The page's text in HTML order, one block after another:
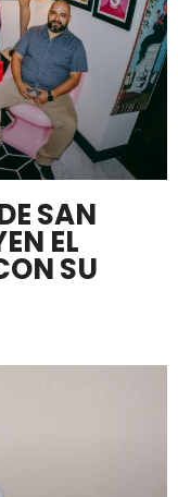
SAN
EL
SU